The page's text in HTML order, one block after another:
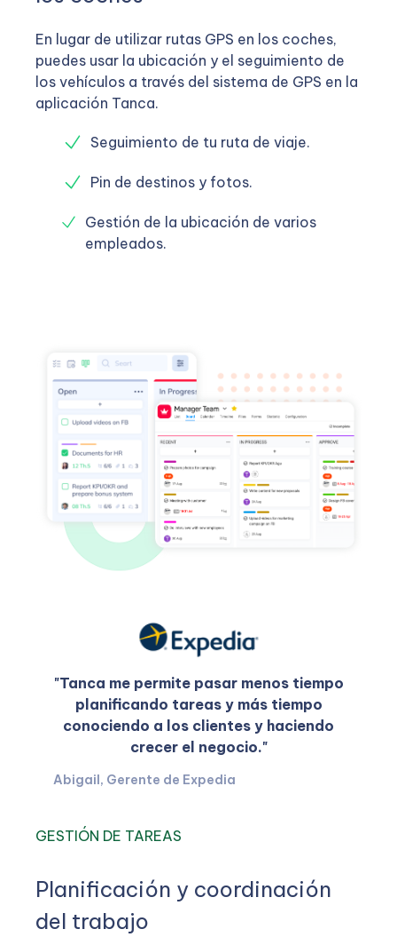
En lugar de utilizar rutas GPS en los coches,
puedes usar la ubicación y el seguimiento de
los vehículos a través del sistema de GPS en la
aplicación Tanca.
Seguimiento de tu ruta de viaje.
Pin de destinos y fotos.
Gestión de la ubicación de varios
empleados.
"Tanca me permite pasar menos tiempo
planificando tareas y más tiempo
conociendo a los clientes y haciendo
crecer el negocio."
Abigail, Gerente de Expedia
GESTIÓN DE TAREAS
Planificación y coordinación
del trabajo